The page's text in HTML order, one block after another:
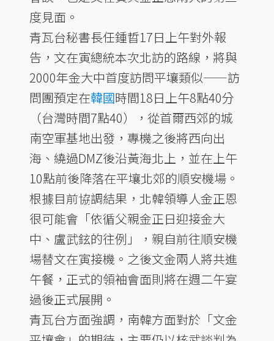
度見面。
青瓦台秘書長任鍾晢17日上午對外報
告，文在寅總統本次北訪的路線，將與
2000年金大中首度訪問平壤類似——訪
問團預定在韓國時間18日上午8點40分
（台灣時間7點40），從首爾西郊的城
南空軍基地出發，專機之後將西向出
海、繞過DMZ後沿黃海北上，並在上午
10點前後降落在平壤北郊的順安機場。
根據目前協調結果，北韓領導人金正恩
很可能會「依循父親金正日迎接金大
中、盧武鉉的往例」，親自前往順安機
場替文在寅接機。之後文金兩人將共進
午餐，正式的領袖會面則將在週二午宴
過後正式展開。
青瓦台方面強調，南韓方面對於「文金